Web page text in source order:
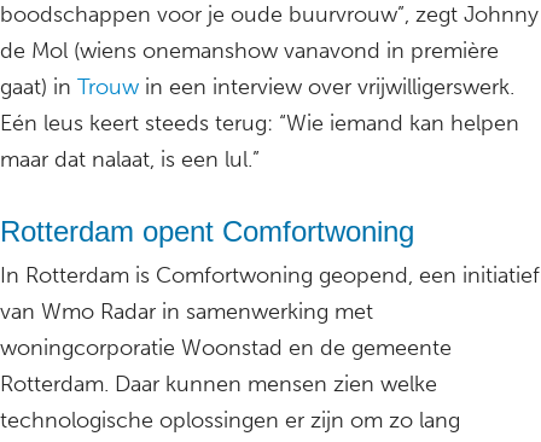
boodschappen voor je oude buurvrouw”, zegt Johnny
de Mol (wiens onemanshow vanavond in première
gaat) in Trouw in een interview over vrijwilligerswerk.
Eén leus keert steeds terug: “Wie iemand kan helpen
maar dat nalaat, is een lul.”
Rotterdam opent Comfortwoning
In Rotterdam is Comfortwoning geopend, een initiatief
van Wmo Radar in samenwerking met
woningcorporatie Woonstad en de gemeente
Rotterdam. Daar kunnen mensen zien welke
technologische oplossingen er zijn om zo lang